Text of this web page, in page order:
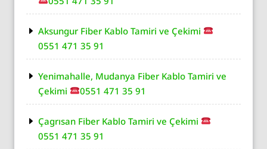
Aksungur Fiber Kablo Tamiri ve Çekimi
0551 471 35 91
Yenimahalle, Mudanya Fiber Kablo Tamiri ve
Çekimi
0551 471 35 91
Çagrısan Fiber Kablo Tamiri ve Çekimi
0551 471 35 91